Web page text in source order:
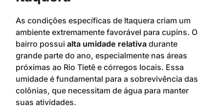
As condições específicas de Itaquera criam um
ambiente extremamente favorável para cupins. O
bairro possui alta umidade relativa durante
grande parte do ano, especialmente nas áreas
próximas ao Rio Tietê e córregos locais. Essa
umidade é fundamental para a sobrevivência das
colônias, que necessitam de água para manter
suas atividades.